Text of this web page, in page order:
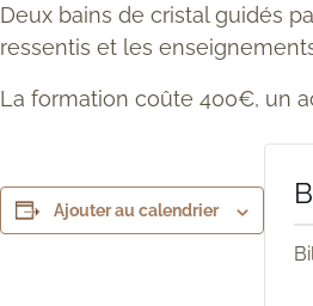
Deux bains de cristal guidés
ressentis et les
La formation coûte 400€, un
Ajouter au calendrier